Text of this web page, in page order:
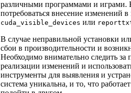
различными программами и играми.
потребоваться внесение изменений
cuda_visible_devices или
В случае неправильной установки
сбои в производительности и
Необходимо внимательно следить за
реализации изменений и
инструменты для выявления и
система уникальна, и то, что